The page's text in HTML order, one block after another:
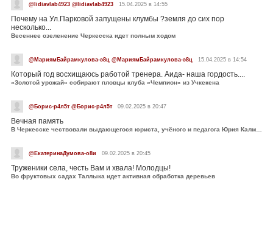
@lidiavlab4923 @lidiavlab4923 15.04.2025 в 14:55
Почему на Ул.Парковой запущены клумбы ?земля до сих пор
несколько...
Весеннее озеленение Черкесска идет полным ходом
@МариямБайрамкулова-э8ц @МариямБайрамкулова-э8ц 15.04.2025 в 14:54
Который год восхищаюсь работой тренера. Аида- наша гордость....
«Золотой урожай» собирают пловцы клуба «Чемпион» из Учкекена
@Борис-р4л5т @Борис-р4л5т 09.02.2025 в 20:47
Вечная память
В Черкесске чествовали выдающегося юриста, учёного и педагога Юрия Калмыкова
@ЕкатеринаДумова-о8и 09.02.2025 в 20:45
Труженики села, честь Вам и хвала! Молодцы!
Во фруктовых садах Таллыка идет активная обработка деревьев